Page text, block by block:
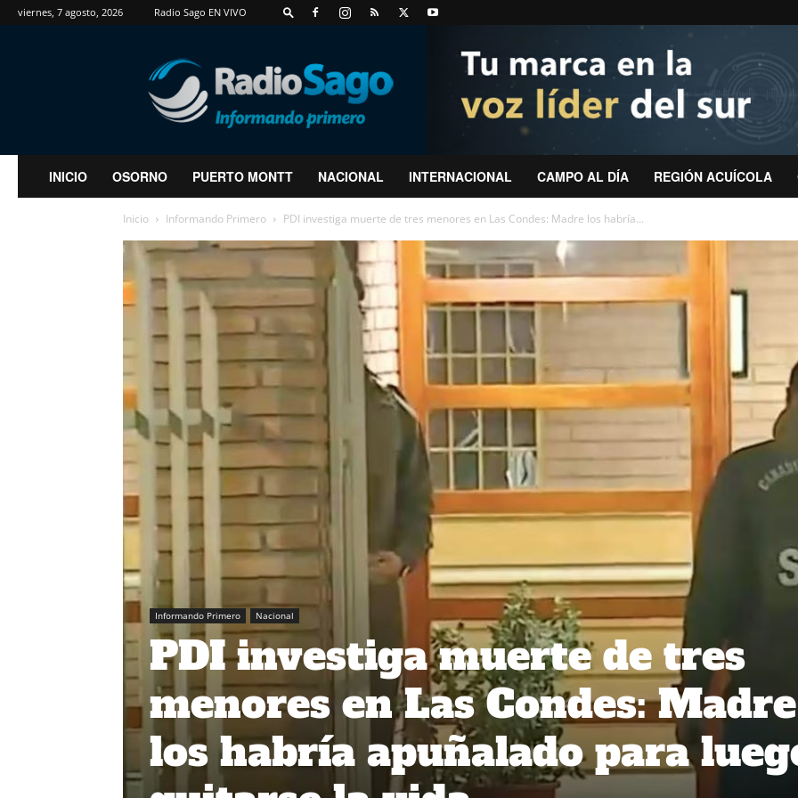
viernes, 7 agosto, 2026 Radio Sago EN VIVO
RadioSago
INICIO OSORNO PUERTO MONTT NACIONAL INTERNACIONAL CAMPO AL DÍA REGIÓN ACUÍCOLA
Inicio Informando Primero PDI investiga muerte de tres menores en Las Condes: Madre los habría...
Informando Primero Nacional
PDI investiga muerte de tres
menores en Las Condes: Madre
los habría apuñalado para